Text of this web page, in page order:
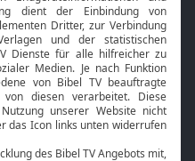
HbbTV
Bibelthek Online-Bibel
Nächster Gottesdienst
Service